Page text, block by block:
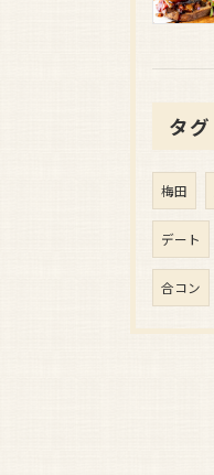
タグ
梅田
デート
合コン